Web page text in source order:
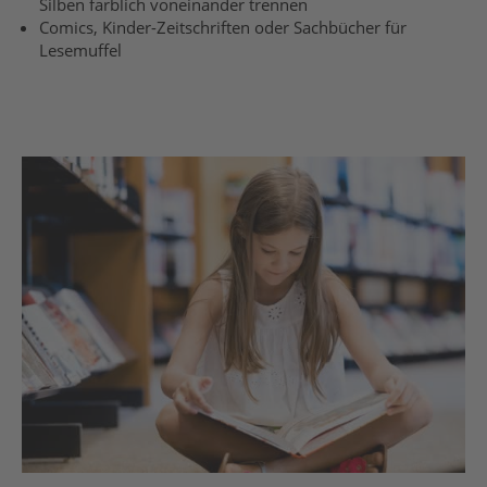
Comics, Kinder-Zeitschriften oder Sachbücher für
Lesemuffel